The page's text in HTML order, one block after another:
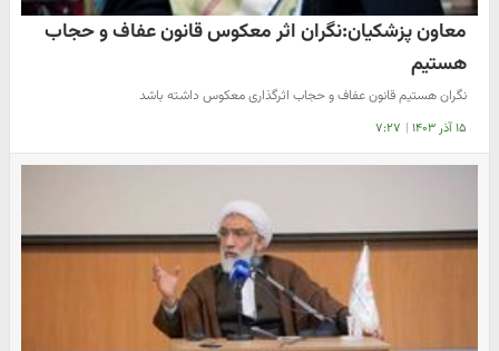
معاون پزشکیان:نگران اثر معکوس قانون عفاف و حجاب
هستیم
نگران هستیم قانون عفاف و حجاب اثرگذاری معکوس داشته باشد
۱۵ آذر ۱۴۰۳ | ۷:۲۷